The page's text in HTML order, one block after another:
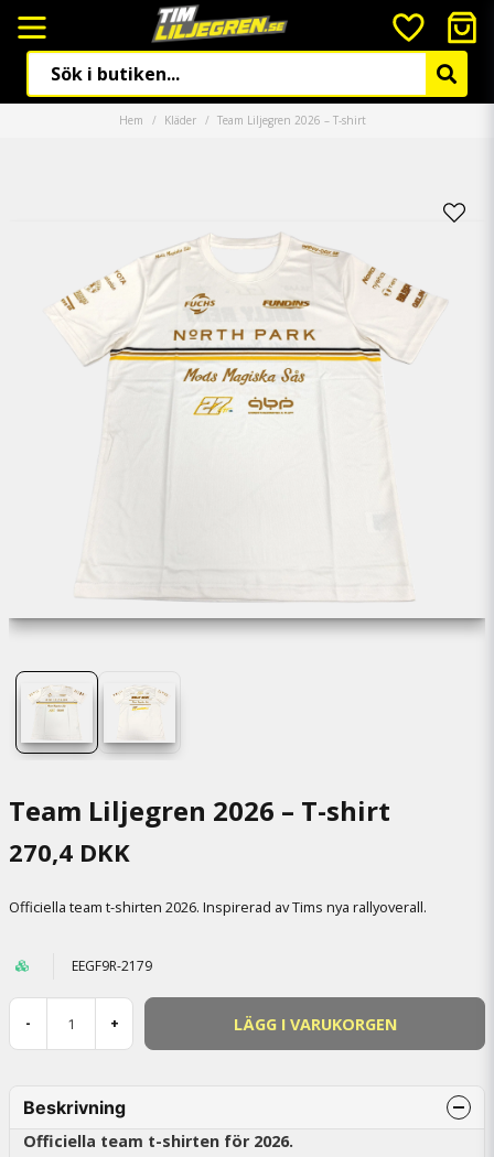
Hem Kläder Team Liljegren 2026 – T-shirt
Team Liljegren 2026 – T-shirt
270,4 DKK
Officiella team t-shirten 2026. Inspirerad av Tims nya rallyoverall.
EEGF9R-2179
- + LÄGG I VARUKORGEN
Beskrivning
Officiella team t-shirten för 2026.